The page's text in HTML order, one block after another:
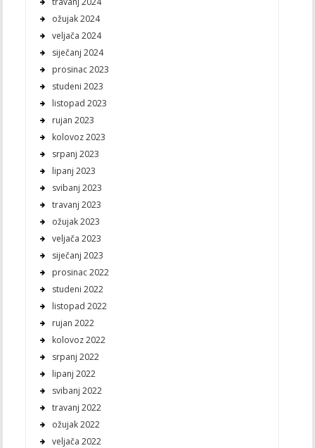
ožujak 2024
veljača 2024
siječanj 2024
prosinac 2023
studeni 2023
listopad 2023
rujan 2023
kolovoz 2023
srpanj 2023
lipanj 2023
svibanj 2023
travanj 2023
ožujak 2023
veljača 2023
siječanj 2023
prosinac 2022
studeni 2022
listopad 2022
rujan 2022
kolovoz 2022
srpanj 2022
lipanj 2022
svibanj 2022
travanj 2022
ožujak 2022
veljača 2022